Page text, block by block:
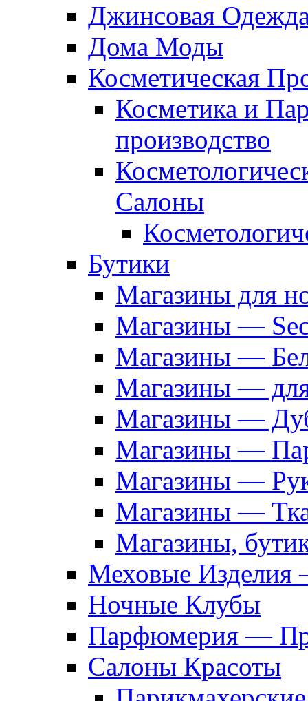
Джинсовая
Дома Моды
Косметическая
Косметика и
производство
Салоны
Бутики
Магазины для
Магазины —
Магазины —
Магазины —
Магазины —
Магазины —
Магазины —
Магазины —
Магазины,
Меховые Изделия
Ночные Клубы
Парфюмерия —
Салоны Красоты